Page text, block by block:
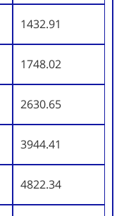
1432.91
1748.02
2630.65
3944.41
4822.34